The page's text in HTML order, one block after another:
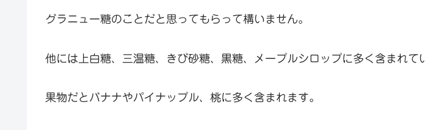
グラニュー糖のことだと思ってもらって構いません。
他には上白糖、三温糖、きび砂糖、黒糖、メープルシロップに多く含まれて
果物だとバナナやパイナップル、桃に多く含まれます。